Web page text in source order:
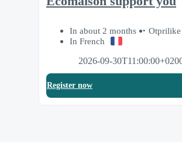
In about 2 months
Otprilike
In French
2026-09-
Register now